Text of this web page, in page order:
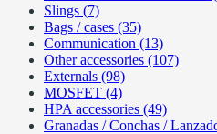
Slings (7)
Bags / cases (35)
Communication (13)
Other accessories (107)
Externals (98)
MOSFET (4)
HPA accessories (49)
Granadas / Conchas /